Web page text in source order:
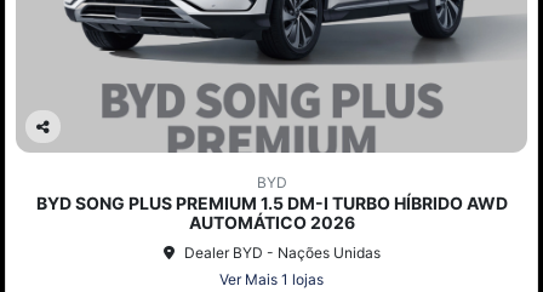
Co
lhe
BYD
BYD SONG PLUS PREMIUM 1.5 DM-I TURBO HÍBRIDO AWD
AUTOMÁTICO 2026
Dealer BYD - Nações Unidas
Ver Mais 1 lojas